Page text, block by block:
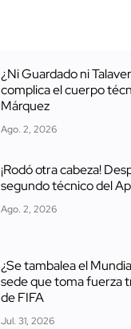
¿Ni Guardado ni
complica el cuerpo
Márquez
Ago. 2, 2026
¡Rodó otra cabeza!
segundo técnico del
Ago. 2, 2026
¿Se tambalea el
sede que toma fuerza
de FIFA
Jul. 31, 2026